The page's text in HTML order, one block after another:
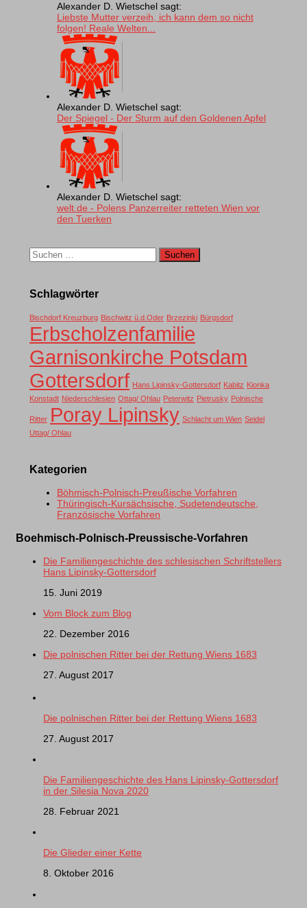
Alexander D. Wietschel sagt:
Liebste Mutter verzeih, ich kann dem so nicht
folgen! Reale Welten...
Alexander D. Wietschel sagt:
Der Spiegel - Der Sturm auf den Goldenen Apfel
Alexander D. Wietschel sagt:
welt.de - Polens Panzerreiter retteten Wien vor
den Tuerken
Suchen
nach:
Schlagwörter
Bischdorf Kreuzburg Bischwitz ü.d.Oder Brzezinki Bürgsdorf
Erbscholzenfamilie
Garnisonkirche Potsdam
Gottersdorf Hans Lipinsky-Gottersdorf Kabitz Kionka
Konstadt Niederschlesien Ottag/ Ohlau Peterwitz Pietrusky Polnische
Ritter Poray Lipinsky Schlacht um Wien Seidel
Uttag/ Ohlau
Kategorien
Böhmisch-Polnisch-Preußische Vorfahren
Thüringisch-Kursächsische, Sudetendeutsche,
Französische Vorfahren
Boehmisch-Polnisch-Preussische-Vorfahren
Die Familiengeschichte des schlesischen Schriftstellers
Hans Lipinsky-Gottersdorf
15. Juni 2019
Vom Block zum Blog
22. Dezember 2016
Die polnischen Ritter bei der Rettung Wiens 1683
27. August 2017
Die polnischen Ritter bei der Rettung Wiens 1683
27. August 2017
Die Familiengeschichte des Hans Lipinsky-Gottersdorf
in der Silesia Nova 2020
28. Februar 2021
Die Glieder einer Kette
8. Oktober 2016